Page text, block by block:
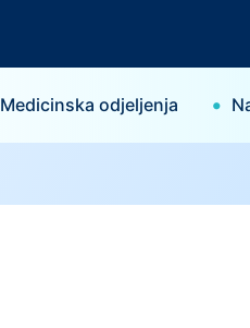
Medicinska odjeljenja •